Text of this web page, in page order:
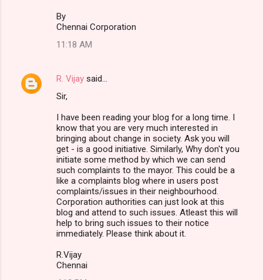
By
Chennai Corporation
11:18 AM
R. Vijay said…
Sir,
I have been reading your blog for a long time. I
know that you are very much interested in
bringing about change in society. Ask you will
get - is a good initiative. Similarly, Why don't you
initiate some method by which we can send
such complaints to the mayor. This could be a
like a complaints blog where in users post
complaints/issues in their neighbourhood.
Corporation authorities can just look at this
blog and attend to such issues. Atleast this will
help to bring such issues to their notice
immediately. Please think about it.
R.Vijay
Chennai